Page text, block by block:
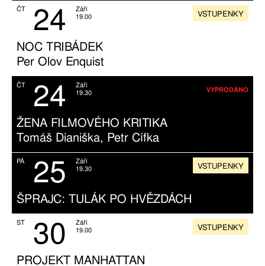
ČT 24
Září
19.00
NOC TRIBÁDEK
Per Olov Enquist
VSTUPENKY
ČT 24
Září
19.30
ŽENA FILMOVÉHO KRITIKA
Tomáš Dianiška, Petr Cífka
VYPRODÁNO
PÁ 25
Září
19.30
ŠPRAJC: TULÁK PO HVĚZDÁCH
VSTUPENKY
ST 30
Září
19.00
PROJEKT MANHATTAN
VSTUPENKY